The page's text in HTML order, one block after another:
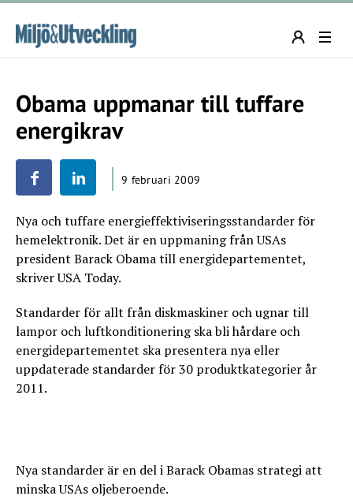
Obama uppmanar till tuffare
energikrav
9 februari 2009
Nya och tuffare energieffektiviseringsstandarder för
hemelektronik. Det är en uppmaning från USAs
president Barack Obama till energidepartementet,
skriver USA Today.
Standarder för allt från diskmaskiner och ugnar till
lampor och luftkonditionering ska bli hårdare och
energidepartementet ska presentera nya eller
uppdaterade standarder för 30 produktkategorier år
2011.
Nya standarder är en del i Barack Obamas strategi att
minska USAs oljeberoende.